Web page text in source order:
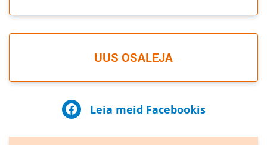
UUS OSALEJA
Leia meid Facebookis